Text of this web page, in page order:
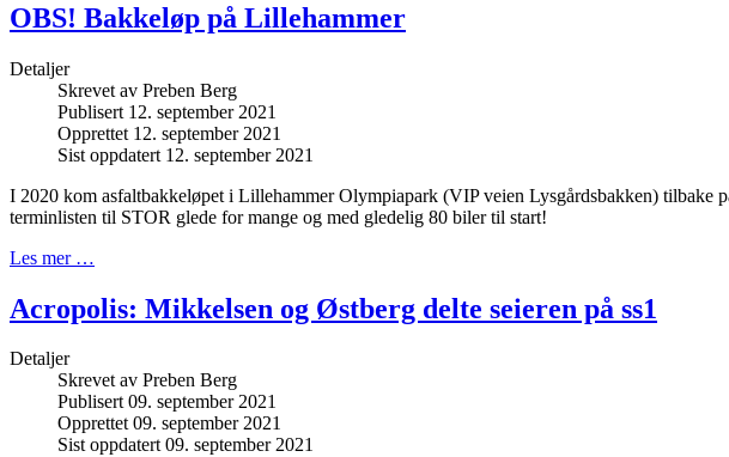
OBS! Bakkeløp på Lillehammer
Detaljer
Skrevet av Preben Berg
Publisert 12. september 2021
Opprettet 12. september 2021
Sist oppdatert 12. september 2021
I 2020 kom asfaltbakkeløpet i Lillehammer Olympiapark (VIP veien Lysgårdsbakken) tilbake
terminlisten til STOR glede for mange og med gledelig 80 biler til start!
Les mer …
Acropolis: Mikkelsen og Østberg delte seieren på ss1
Detaljer
Skrevet av Preben Berg
Publisert 09. september 2021
Opprettet 09. september 2021
Sist oppdatert 09. september 2021